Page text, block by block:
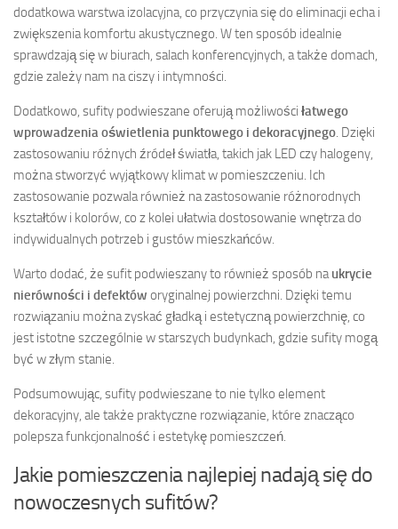
dodatkowa warstwa izolacyjna, co przyczynia się do eliminacji echa i
zwiększenia komfortu akustycznego. W ten sposób idealnie
sprawdzają się w biurach, salach konferencyjnych, a także domach,
gdzie zależy nam na ciszy i intymności.
Dodatkowo, sufity podwieszane oferują możliwości łatwego
wprowadzenia oświetlenia punktowego i dekoracyjnego . Dzięki
zastosowaniu różnych źródeł światła, takich jak LED czy halogeny,
można stworzyć wyjątkowy klimat w pomieszczeniu. Ich
zastosowanie pozwala również na zastosowanie różnorodnych
kształtów i kolorów, co z kolei ułatwia dostosowanie wnętrza do
indywidualnych potrzeb i gustów mieszkańców.
Warto dodać, że sufit podwieszany to również sposób na ukrycie
nierówności i defektów oryginalnej powierzchni. Dzięki temu
rozwiązaniu można zyskać gładką i estetyczną powierzchnię, co
jest istotne szczególnie w starszych budynkach, gdzie sufity mogą
być w złym stanie.
Podsumowując, sufity podwieszane to nie tylko element
dekoracyjny, ale także praktyczne rozwiązanie, które znacząco
polepsza funkcjonalność i estetykę pomieszczeń.
Jakie pomieszczenia najlepiej nadają się do
nowoczesnych sufitów?